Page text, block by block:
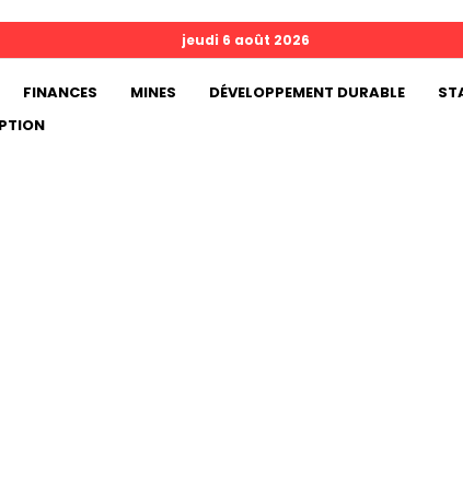
jeudi 6 août 2026
FINANCES MINES DÉVELOPPEMENT DURABLE